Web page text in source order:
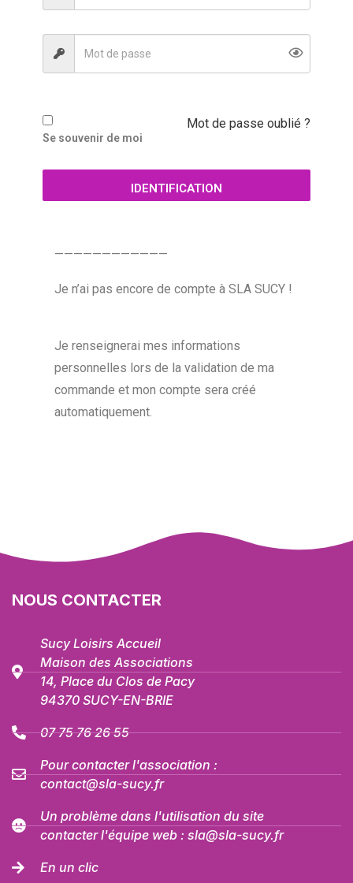
Se souvenir de moi
Mot de passe oublié ?
IDENTIFICATION
————————————
Je n’ai pas encore de compte à SLA SUCY !
Je renseignerai mes informations
personnelles lors de la validation de ma
commande et mon compte sera créé
automatiquement.
NOUS CONTACTER
Sucy Loisirs Accueil
Maison des Associations
14, Place du Clos de Pacy
94370 SUCY-EN-BRIE
07 75 76 26 55
Pour contacter l'association :
contact@sla-sucy.fr
Un problème dans l'utilisation du site
contacter l'équipe web : sla@sla-sucy.fr
En un clic